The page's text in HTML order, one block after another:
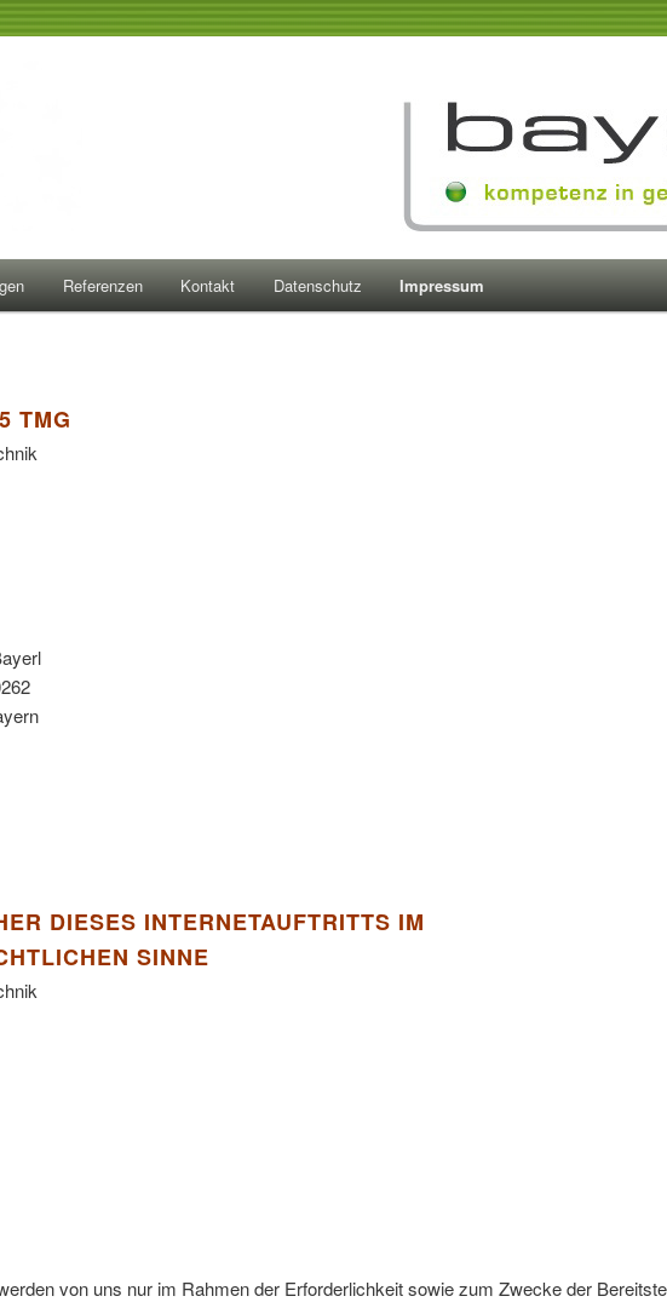
Elektriker
Beratung, Verkauf &
Referenzen Kontakt Datenschutz Impressum
TMG
DIESES INTERNETAUFTRITTS IM
SINNE
von uns nur im Rahmen der Erforderlichkeit sowie zum Zwecke der